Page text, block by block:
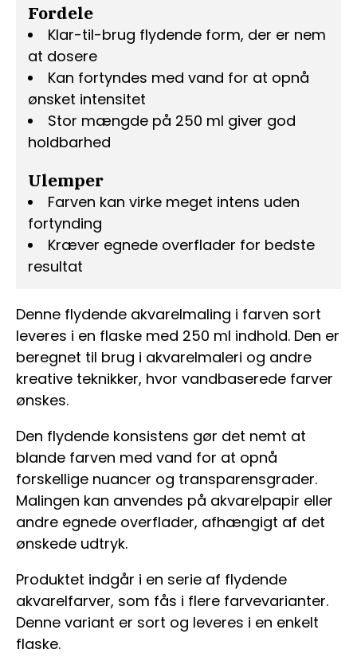
Denne flydende akvarelmaling i farven sort
leveres i en flaske med 250 ml indhold. Den er
beregnet til brug i akvarelmaleri og andre
kreative teknikker, hvor vandbaserede farver
ønskes.
Den flydende konsistens gør det nemt at
blande farven med vand for at opnå
forskellige nuancer og transparensgrader.
Malingen kan anvendes på akvarelpapir eller
andre egnede overflader, afhængigt af det
ønskede udtryk.
Produktet indgår i en serie af flydende
akvarelfarver, som fås i flere farvevarianter.
Denne variant er sort og leveres i en enkelt
flaske.
Fordele
Klar-til-brug flydende form, der er nem
at dosere
Kan fortyndes med vand for at opnå
ønsket intensitet
Stor mængde på 250 ml giver god
holdbarhed
Ulemper
Farven kan virke meget intens uden
fortynding
Kræver egnede overflader for bedste
resultat